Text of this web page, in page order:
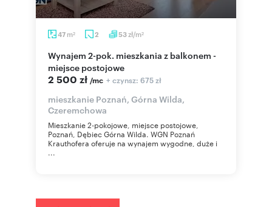
47 m2 2 53zł/m2
Wynajem 2-pok. mieszkania z balkonem -
miejsce postojowe
2 500 zł /mc + czynsz: 675 zł
mieszkanie Poznań, Górna Wilda,
Czeremchowa
Mieszkanie 2-pokojowe, miejsce postojowe,
Poznań, Dębiec Górna Wilda. WGN Poznań
Krauthofera oferuje na wynajem wygodne, duże i
...